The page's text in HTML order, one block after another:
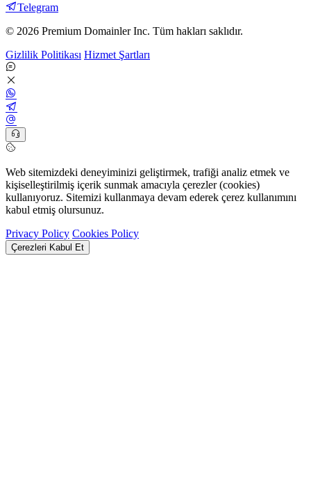
Telegram
© 2026 Premium Domainler Inc. Tüm hakları saklıdır.
Gizlilik Politikası Hizmet Şartları
Web sitemizdeki deneyiminizi geliştirmek, trafiği analiz etmek ve
kişiselleştirilmiş içerik sunmak amacıyla çerezler (cookies)
kullanıyoruz. Sitemizi kullanmaya devam ederek çerez kullanımını
kabul etmiş olursunuz.
Privacy Policy Cookies Policy
Çerezleri Kabul Et